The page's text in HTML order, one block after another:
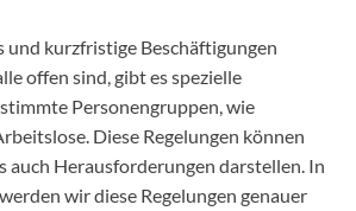
kurzfristige Beschäftigungen
offen sind, gibt es spezielle
Personengruppen, wie
Diese Regelungen können
auch Herausforderungen darstellen. In
wir diese Regelungen genauer